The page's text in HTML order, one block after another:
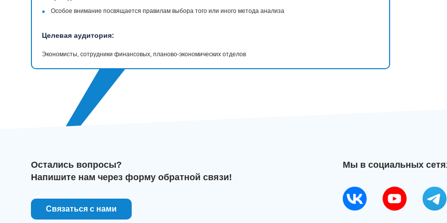
• Особое внимание посвящается правилам выбора того или иного метода анализа
Целевая аудитория:
Экономисты, сотрудники финансовых, планово-экономических отделов
Остались вопросы?
Напишите нам через форму обратной связи!
Связаться с нами
Мы в социальных